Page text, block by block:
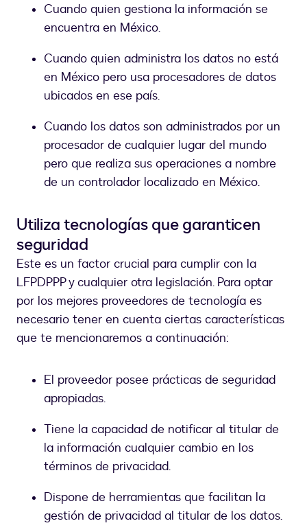
Cuando quien gestiona la información se
encuentra en México.
Cuando quien administra los datos no está
en México pero usa procesadores de datos
ubicados en ese país.
Cuando los datos son administrados por un
procesador de cualquier lugar del mundo
pero que realiza sus operaciones a nombre
de un controlador localizado en México.
Utiliza tecnologías que garanticen
seguridad
Este es un factor crucial para cumplir con la
LFPDPPP y cualquier otra legislación. Para optar
por los mejores proveedores de tecnología es
necesario tener en cuenta ciertas características
que te mencionaremos a continuación:
El proveedor posee prácticas de seguridad
apropiadas.
Tiene la capacidad de notificar al titular de
la información cualquier cambio en los
términos de privacidad.
Dispone de herramientas que facilitan la
gestión de privacidad al titular de los datos.